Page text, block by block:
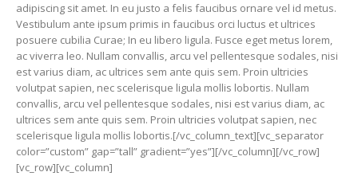
adipiscing sit amet. In eu justo a felis faucibus ornare vel id metus.
Vestibulum ante ipsum primis in faucibus orci luctus et ultrices
posuere cubilia Curae; In eu libero ligula. Fusce eget metus lorem,
ac viverra leo. Nullam convallis, arcu vel pellentesque sodales, nisi
est varius diam, ac ultrices sem ante quis sem. Proin ultricies
volutpat sapien, nec scelerisque ligula mollis lobortis. Nullam
convallis, arcu vel pellentesque sodales, nisi est varius diam, ac
ultrices sem ante quis sem. Proin ultricies volutpat sapien, nec
scelerisque ligula mollis lobortis.[/vc_column_text][vc_separator
color=”custom” gap=”tall” gradient=”yes”][/vc_column][/vc_row]
[vc_row][vc_column]